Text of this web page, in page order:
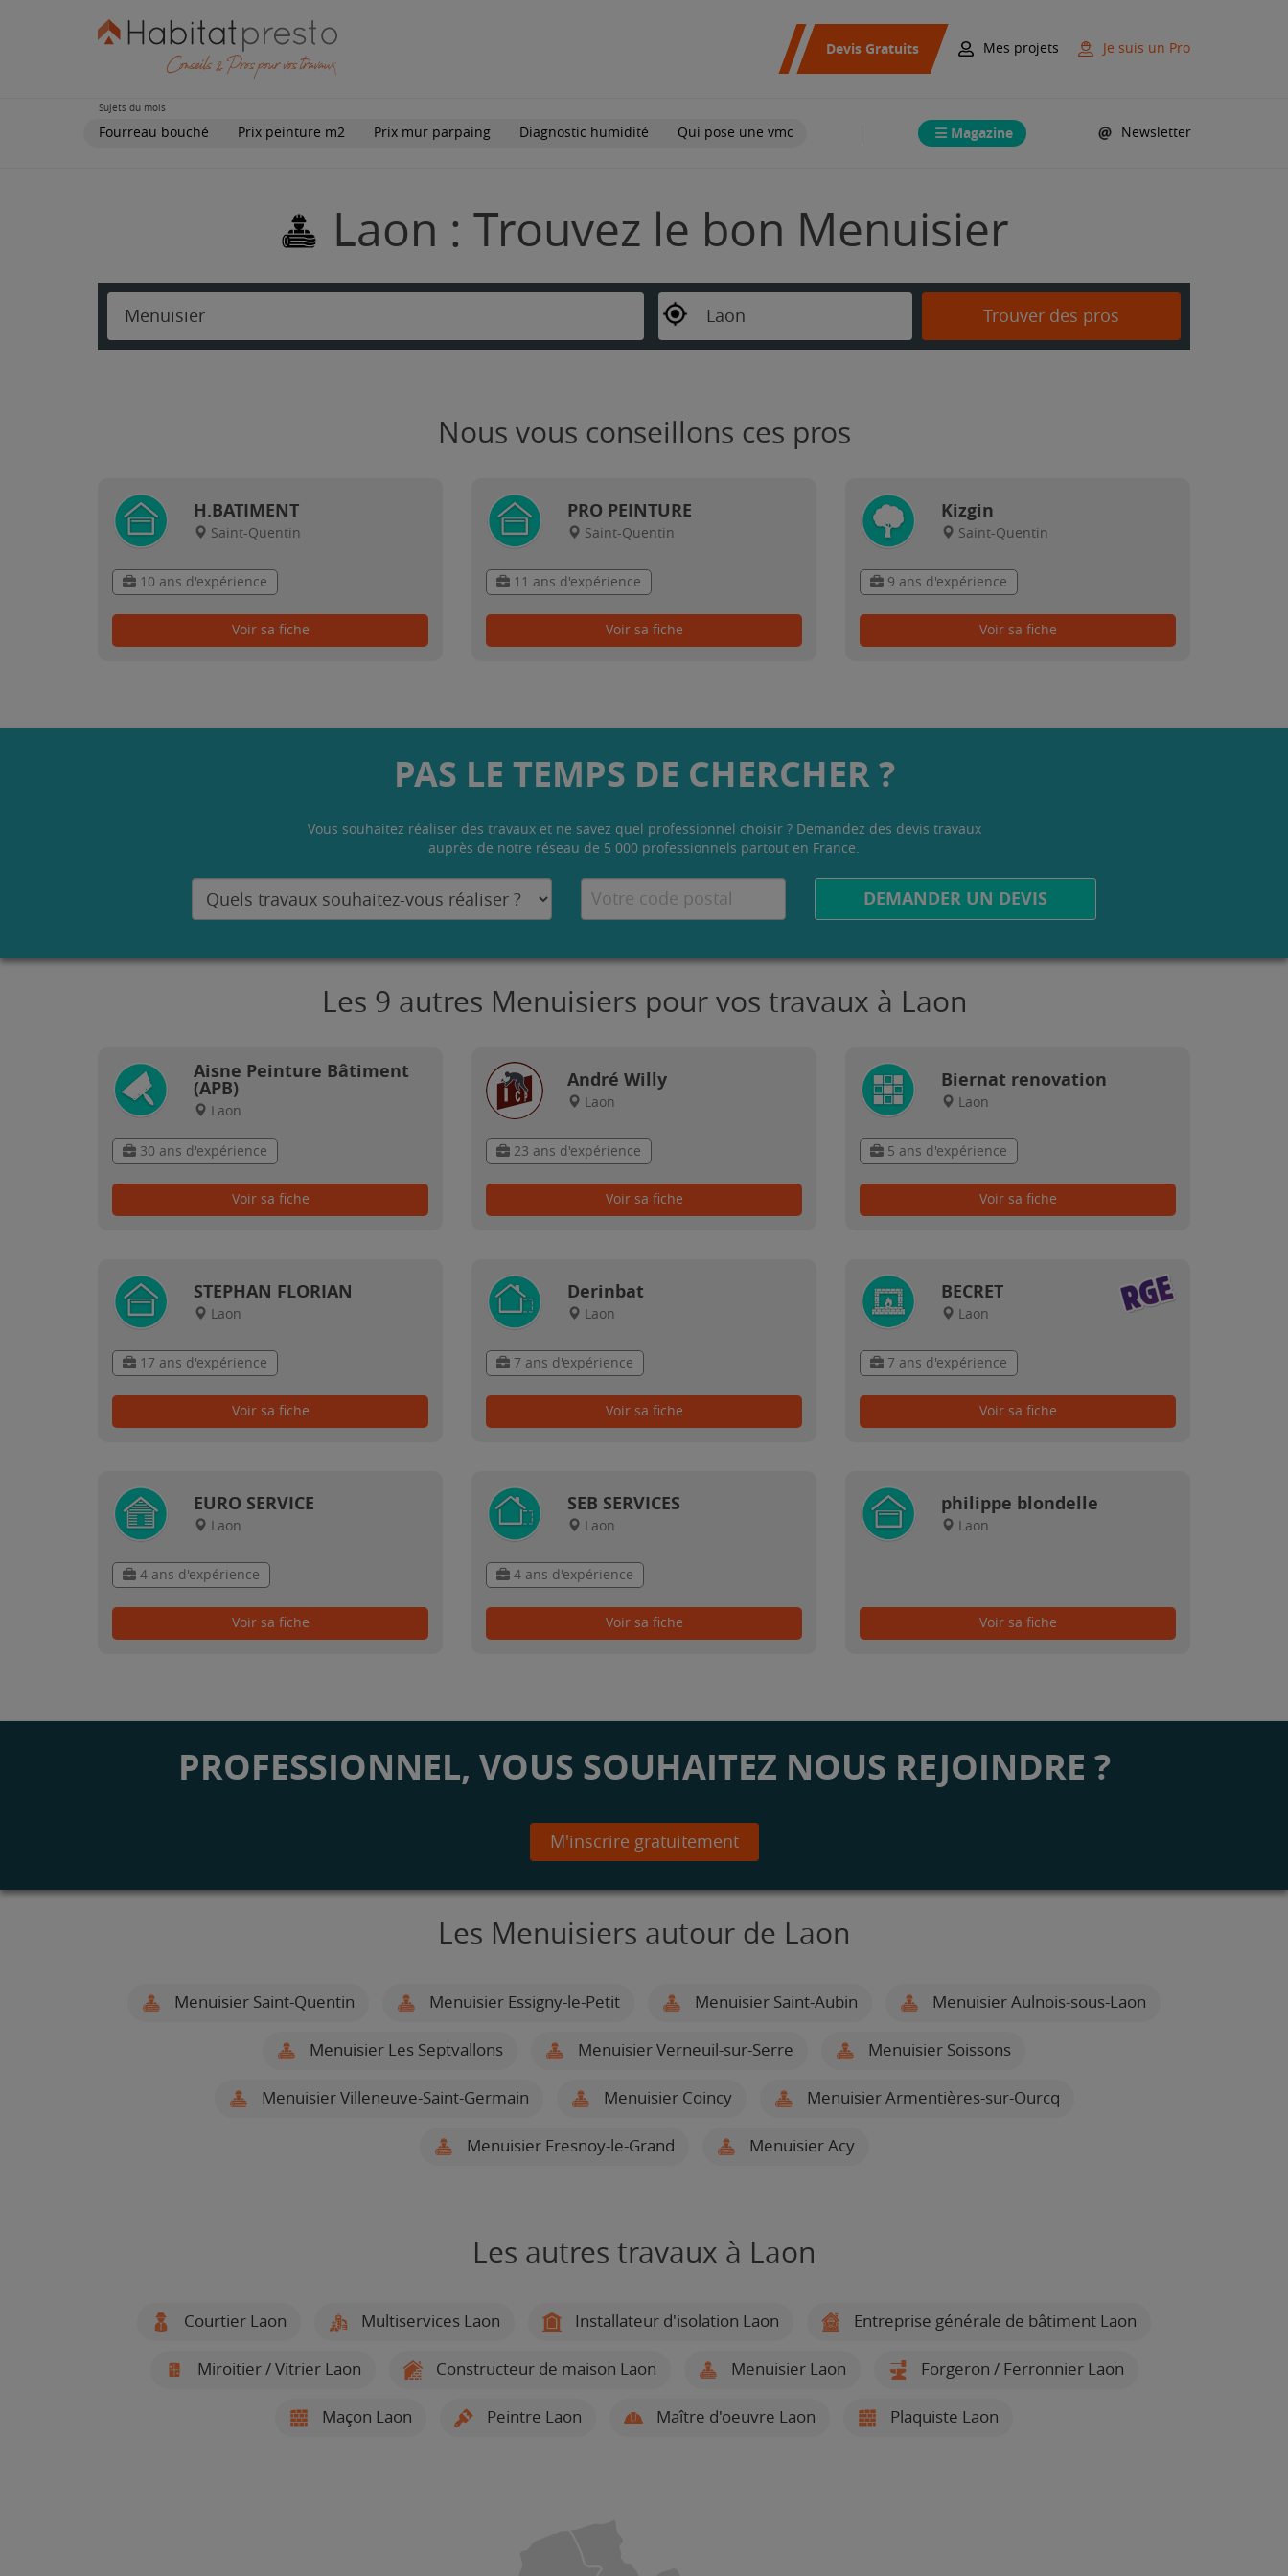
Devis Gratuits Mes projets Je suis un Pro
Sujets du mois
Fourreau bouché Prix peinture m2 Prix mur parpaing Diagnostic humidité Qui pose une vmc Magazine Newsletter
Laon : Trouvez le bon Menuisier
Menuisier Laon Trouver des pros
Nous vous conseillons ces pros
H.BATIMENT
Saint-Quentin
10 ans d'expérience
Voir sa fiche
PRO PEINTURE
Saint-Quentin
11 ans d'expérience
Voir sa fiche
Kizgin
Saint-Quentin
9 ans d'expérience
Voir sa fiche
PAS LE TEMPS DE CHERCHER ?
Vous souhaitez réaliser des travaux et ne savez quel professionnel choisir ? Demandez des devis travaux
auprès de notre réseau de 5 000 professionnels partout en France.
DEMANDER UN DEVIS
Les 9 autres Menuisiers pour vos travaux à Laon
Aisne Peinture Bâtiment
(APB)
Laon
30 ans d'expérience
Voir sa fiche
André Willy
Laon
23 ans d'expérience
Voir sa fiche
Biernat renovation
Laon
5 ans d'expérience
Voir sa fiche
STEPHAN FLORIAN
Laon
17 ans d'expérience
Voir sa fiche
Derinbat
Laon
7 ans d'expérience
Voir sa fiche
BECRET
Laon
7 ans d'expérience
Voir sa fiche
EURO SERVICE
Laon
4 ans d'expérience
Voir sa fiche
SEB SERVICES
Laon
4 ans d'expérience
Voir sa fiche
philippe blondelle
Laon
Voir sa fiche
PROFESSIONNEL, VOUS SOUHAITEZ NOUS REJOINDRE ?
M'inscrire gratuitement
Les Menuisiers autour de Laon
Menuisier Saint-Quentin Menuisier Essigny-le-Petit Menuisier Saint-Aubin Menuisier Aulnois-sous-Laon
Menuisier Les Septvallons Menuisier Verneuil-sur-Serre Menuisier Soissons
Menuisier Villeneuve-Saint-Germain Menuisier Coincy Menuisier Armentières-sur-Ourcq
Menuisier Fresnoy-le-Grand Menuisier Acy
Les autres travaux à Laon
Courtier Laon Multiservices Laon Installateur d'isolation Laon Entreprise générale de bâtiment Laon
Miroitier / Vitrier Laon Constructeur de maison Laon Menuisier Laon Forgeron / Ferronnier Laon
Maçon Laon Peintre Laon Maître d'oeuvre Laon Plaquiste Laon